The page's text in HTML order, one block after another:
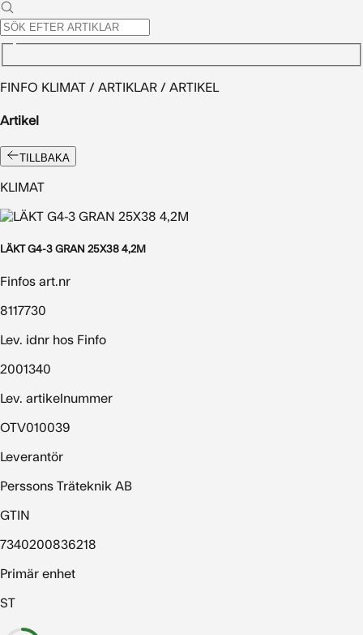
FINFO KLIMAT / ARTIKLAR / ARTIKEL
Artikel
TILLBAKA
KLIMAT
LÄKT G4-3 GRAN 25X38 4,2M
Finfos art.nr
8117730
Lev. idnr hos Finfo
2001340
Lev. artikelnummer
OTV010039
Leverantör
Perssons Träteknik AB
GTIN
7340200836218
Primär enhet
ST